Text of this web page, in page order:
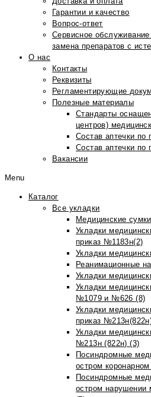
Гарантии и качество
Вопрос-ответ
Сервисное
замена препаратов с
О нас
Контакты
Реквизиты
Регламентирующие
Полезные материалы
Стандарты
центров)
Состав аптечки по
Состав аптечки по
Вакансии
Menu
Каталог
Все укладки
Медицинские
Укладки
приказ №1183н(2)
Укладки
Реанимационные
Укладки
Укладки
№1079 и №626 (8)
Укладки
приказ
Укладки
№213н (822н) (3)
Посиндромные
остром
Посиндромные
остром нарушении